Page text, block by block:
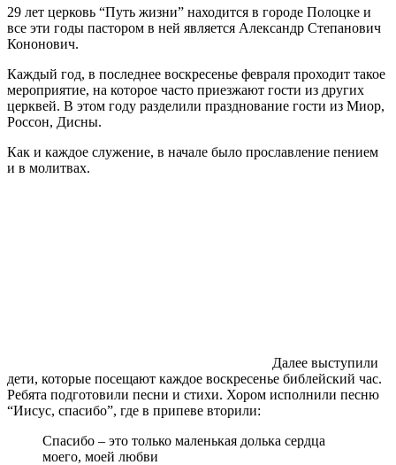
29 лет церковь “Путь жизни” находится в городе Полоцке и
все эти годы пастором в ней является Александр Степанович
Кононович.
Каждый год, в последнее воскресенье февраля проходит такое
мероприятие, на которое часто приезжают гости из других
церквей. В этом году разделили празднование гости из Миор,
Россон, Дисны.
Как и каждое служение, в начале было прославление пением
и в молитвах.
Далее выступили
дети, которые посещают каждое воскресенье библейский час.
Ребята подготовили песни и стихи. Хором исполнили песню
“Иисус, спасибо”, где в припеве вторили:
Спасибо – это только маленькая долька сердца
моего, моей любви